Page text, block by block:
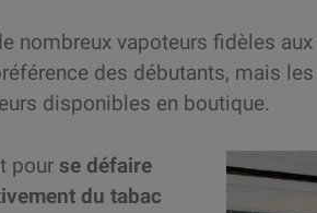
nombreux vapoteurs fidèles
des débutants, mais
disponibles en boutique.
pour se défaire
du tabac